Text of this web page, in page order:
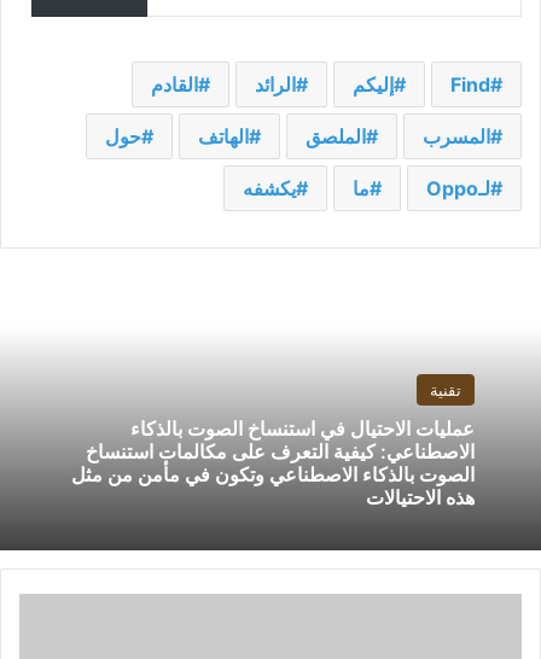
Find إليكم الرائد القادم
المسرب الملصق الهاتف حول
لـOppo ما يكشفه
تقنية
عمليات الاحتيال في استنساخ الصوت بالذكاء
الاصطناعي: كيفية التعرف على مكالمات استنساخ
الصوت بالذكاء الاصطناعي وتكون في مأمن من مثل
هذه الاحتيالات